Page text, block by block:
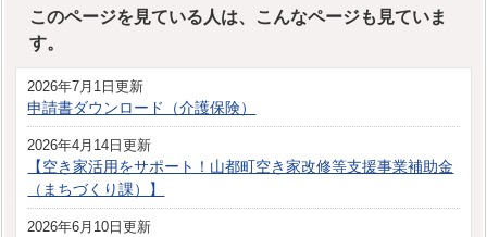
このページを見ている人は、こんなページも見ていま
す。
2026年7月1日更新
申請書ダウンロード（介護保険）
2026年4月14日更新
【空き家活用をサポート！山都町空き家改修等支援事業補助金
（まちづくり課）】
2026年6月10日更新